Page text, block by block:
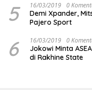
5 16/03/2019 0
Demi Xpander,
Pajero Sport
6 16/03/2019 0
Jokowi Minta
di Rakhine State